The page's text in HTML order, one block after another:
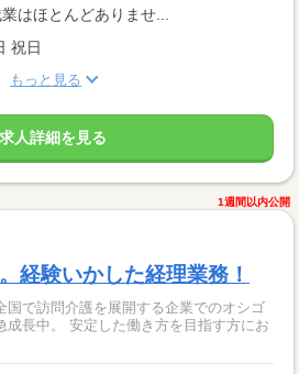
はほとんどありませ...
祝日
もっと見る
求人詳細を見る
1週間以内公開
経験いかした経理業務！
国で訪問介護を展開する企業でのオシゴ
成長中。 安定した働き方を目指す方にお